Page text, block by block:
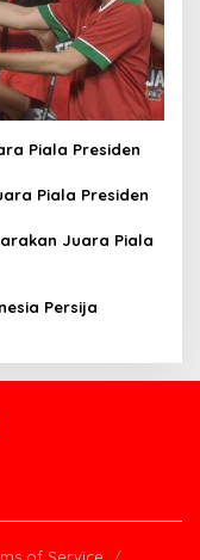
Piala Presiden
Piala Presiden
Juara Piala
Persija
of Service